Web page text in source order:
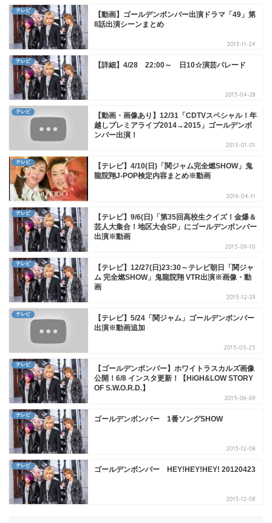
テレビ
【動画】ゴールデンボンバー出演ドラマ「49」第
8話出演シーンまとめ
2013-11-24
テレビ 【詳細】4/28 22:00～ 日10☆演芸パレード
2013-04-28
テレビ
【動画・画像あり】12/31「CDTVスペシャル！年
越しプレミアライブ2014→2015」ゴールデンボ
ンバー出演！
2015-01-01
テレビ
【テレビ】4/10(日)「関ジャム完全燃SHOW」鬼
龍院翔J-POP検定内容まとめ※動画
2016-04-11
テレビ
【テレビ】9/6(日)「第35回高校生クイズ！金爆＆
芸人大集合！地区大会SP」にゴールデンボンバー
出演※動画
2015-09-10
テレビ
【テレビ】12/27(日)23:30～テレビ朝日「関ジャ
ム 完全燃SHOW」鬼龍院翔 VTR出演※画像・動
画
2015-12-29
テレビ
【テレビ】5/24「関ジャム」ゴールデンボンバー
出演※動画追加
2015-05-25
テレビ
【ゴールデンボンバー】ホワイトラスカルズ画像
公開！6/8 インスタ更新！【HiGH&LOW STORY
OF S.W.O.R.D.】
2015-06-09
テレビ ゴールデンボンバー 1番ソングSHOW
2013-12-08
テレビ ゴールデンボンバー HEY!HEY!HEY! 20120423
2013-12-08